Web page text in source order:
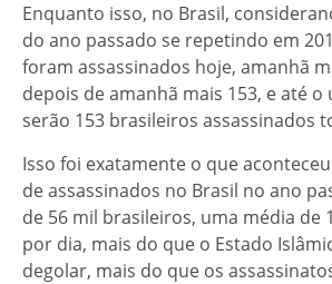
Enquanto isso, no Brasil,
do ano passado se repetindo em
foram assassinados hoje, amanhã
depois de amanhã mais 153, e até
serão 153 brasileiros assassinados
Isso foi exatamente o que
de assassinados no Brasil no ano
de 56 mil brasileiros, uma média de
por dia, mais do que o Estado
degolar, mais do que os